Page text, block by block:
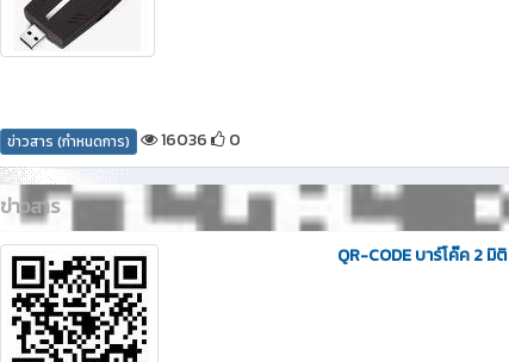
ข่าวสาร (กำหนดการ) 16036 0
ข่าวสาร
QR-CODE บาร์โค๊ค 2 มิติ